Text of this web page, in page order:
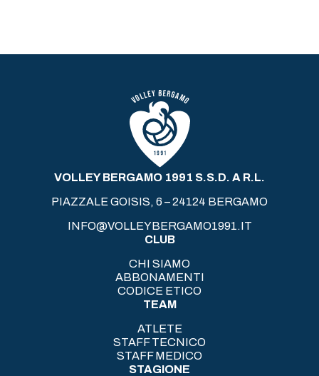
VOLLEY BERGAMO 1991 S.S.D. A R.L.
PIAZZALE GOISIS, 6 – 24124 BERGAMO
INFO@VOLLEYBERGAMO1991.IT
CLUB
CHI SIAMO
ABBONAMENTI
CODICE ETICO
TEAM
ATLETE
STAFF TECNICO
STAFF MEDICO
STAGIONE